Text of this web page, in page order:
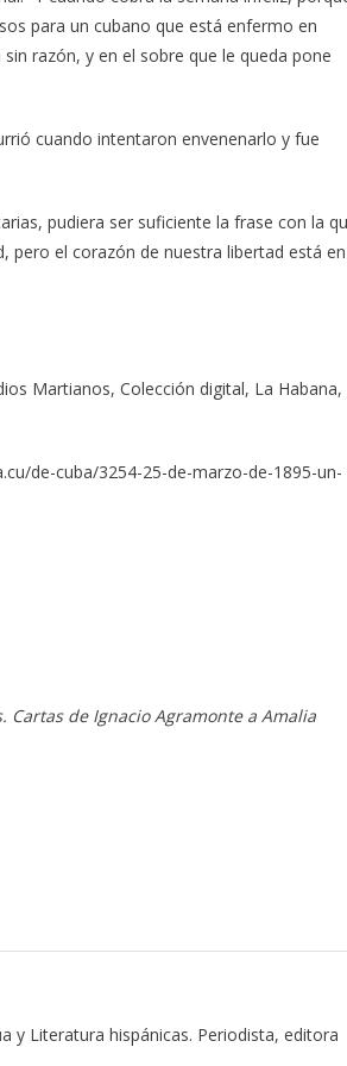
para un cubano que está enfermo en
razón, y en el sobre que le queda pone
cuando intentaron envenenarlo y fue
pudiera ser suficiente la frase con la
pero el corazón de nuestra libertad está en
Martianos, Colección digital, La Habana,
de-cuba/3254-25-de-marzo-de-1895-un-
Cartas de Ignacio Agramonte a Amalia
y Literatura hispánicas. Periodista, editora